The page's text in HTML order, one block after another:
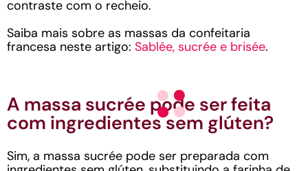
contraste com o recheio.
Saiba mais sobre as massas da confeitaria
francesa neste artigo: Sablée, sucrée e brisée.
A massa sucrée pode ser feita
com ingredientes sem glúten?
Sim, a massa sucrée pode ser preparada com